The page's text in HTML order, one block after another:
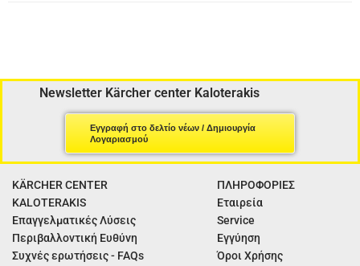
Newsletter Kärcher center Kaloterakis
Εγγραφή στο δελτίο νέων / Δημιουργία
Λογαριασμού
KÄRCHER CENTER
KALOTERAKIS
Επαγγελματικές Λύσεις
Περιβαλλοντική Ευθύνη
Συχνές ερωτήσεις - FAQs
ΠΛΗΡΟΦΟΡΙΕΣ
Εταιρεία
Service
Εγγύηση
Όροι Χρήσης